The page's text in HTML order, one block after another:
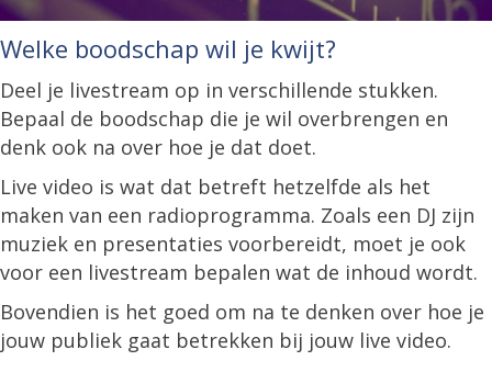
Welke boodschap wil je kwijt?
Deel je livestream op in verschillende stukken.
Bepaal de boodschap die je wil overbrengen en
denk ook na over hoe je dat doet.
Live video is wat dat betreft hetzelfde als het
maken van een radioprogramma. Zoals een DJ zijn
muziek en presentaties voorbereidt, moet je ook
voor een livestream bepalen wat de inhoud wordt.
Bovendien is het goed om na te denken over hoe je
jouw publiek gaat betrekken bij jouw live video.